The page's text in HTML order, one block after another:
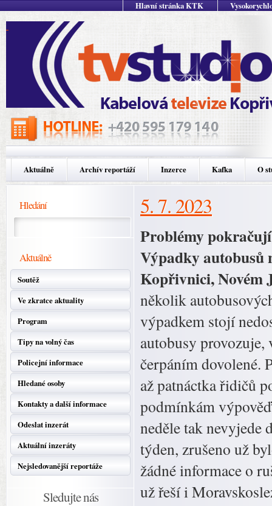
Hlavní stránka KTK
Aktuálně Archív reportáží Inzerce Kafka O
Hledání
Aktuálně
Soutěž
Ve zkratce aktuality
Program
Tipy na volný čas
Policejní informace
Hledané osoby
Kontakty a další informace
Odeslat inzerát
Aktuální inzeráty
Nejsledovanější reportáže
Sledujte nás
5. 7. 2023
Problémy
Výpadky autobusů
Kopřivnici, Novém
několik
výpadkem stojí
autobusy
čerpáním dovolené.
až patnáctka řidičů
podmínkám
neděle tak nevyjede
týden, zrušeno už
žádné informace o
už řeší i